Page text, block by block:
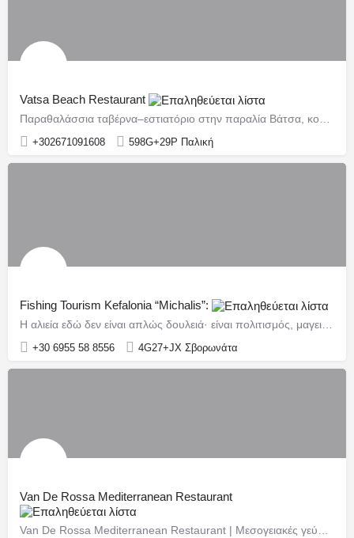
Vatsa Beach Restaurant
Παραθαλάσσια ταβέρνα–εστιατόριο στην παραλία Βάτσα, κοντά στο Ληξούρι
+302671091608 598G+29P Παλική
Fishing Tourism Kefalonia “Michalis”:
Η αλιεία εδώ δεν είναι απλώς δουλειά· είναι πολιτισμός, μαγειρική, ναυτοσύνη
+30 6955 58 8556 4G27+JX Σβορωνάτα
Van De Rossa Mediterranean Restaurant
Van De Rossa Mediterranean Restaurant | Μεσογειακές γεύσεις στην παραλιακή του Αργοστολίου